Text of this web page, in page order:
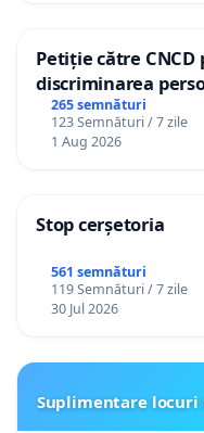
Petiție către
discriminarea
către utilizatorul
265 semnături
123 Semnături / 7 zile
1 Aug 2026
Stop cerșetoria
561 semnături
119 Semnături / 7 zile
30 Jul 2026
Suplimentare